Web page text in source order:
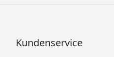
Kundenservice